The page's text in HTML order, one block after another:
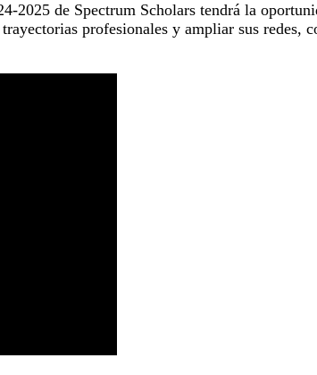
2025 de Spectrum Scholars tendrá la
profesionales y ampliar sus